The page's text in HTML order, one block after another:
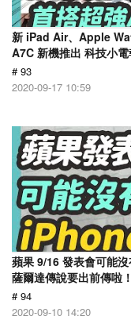
新 iPad Air、Apple
A7C 新機推出 科技小
# 93
2020-09-17 10:59
蘋果 9/16 發表會可能
薩爾達傳說要出前傳啦
# 94
2020-09-10 14:20